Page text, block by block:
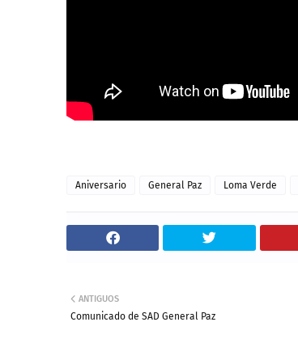
Aniversario General Paz Loma Verde
ANTIGUOS
Comunicado de SAD General Paz